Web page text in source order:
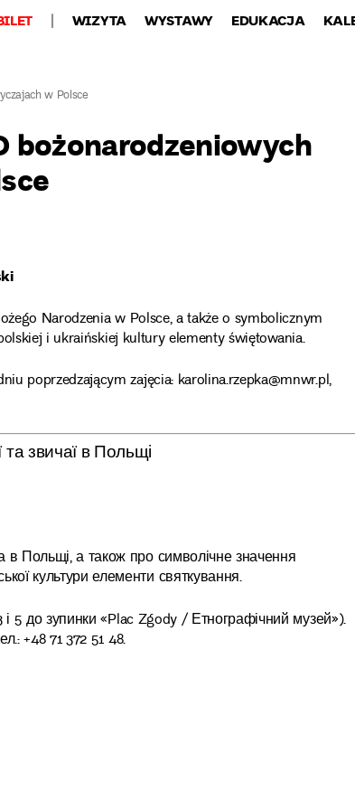
WIZYTA WYSTAWY EDUKACJA
w Polsce
bożonarodzeniowych
Narodzenia w Polsce, a także o symbolicznym
i ukraińskiej kultury elementy świętowania.
poprzedzającym zajęcia: karolina.rzepka@mnwr.pl,
та звичаї в Польщі
в Польщі, а також про символічне значення
культури елементи святкування.
і 5 до зупинки «Plac Zgody / Етнографічний музей»).
+48 71 372 51 48.